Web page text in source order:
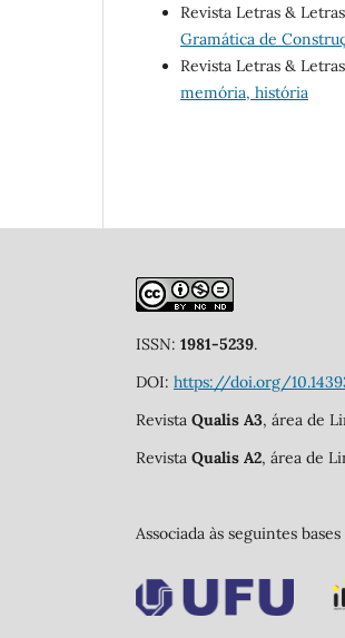
Revista Letras &
Gramática de
Revista Letras &
memória, história
ISSN: 1981-5239.
DOI: https://doi.org/
Revista Qualis A3, área de
Revista Qualis A2, área de
Associada às seguintes